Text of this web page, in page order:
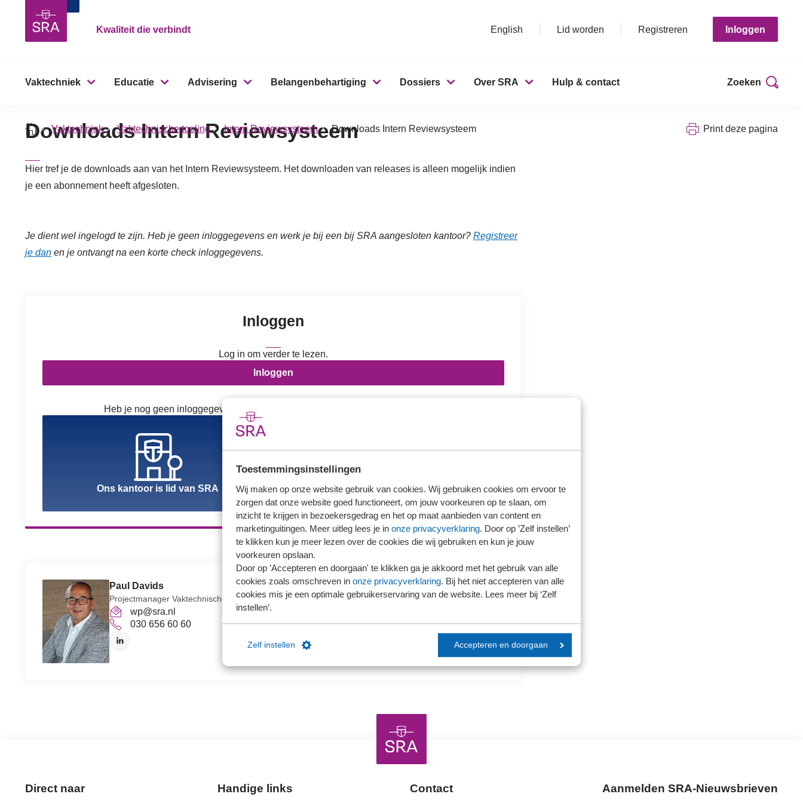
Toestemmingsinstellingen
Wij maken op onze website gebruik van cookies. Wij gebruiken cookies om ervoor te
zorgen dat onze website goed functioneert, om jouw voorkeuren op te slaan, om
inzicht te krijgen in bezoekersgedrag en het op maat aanbieden van content en
marketinguitingen. Meer uitleg lees je in onze privacyverklaring. Door op ’Zelf instellen’
te klikken kun je meer lezen over de cookies die wij gebruiken en kun je jouw
voorkeuren opslaan.
Door op ’Accepteren en doorgaan' te klikken ga je akkoord met het gebruik van alle
cookies zoals omschreven in onze privacyverklaring. Bij het niet accepteren van alle
cookies mis je een optimale gebruikerservaring van de website. Lees meer bij ‘Zelf
instellen’.
Zelf instellen Accepteren en doorgaan
Kwaliteit die verbindt English Lid worden Registreren Inloggen
Vaktechniek Educatie Advisering Belangenbehartiging Dossiers Over SRA Hulp & contact Zoeken
Vaktechniek Vaktechnische tooling Intern Reviewsysteem Downloads Intern Reviewsysteem Print deze pagina
Downloads Intern Reviewsysteem
Hier tref je de downloads aan van het Intern Reviewsysteem. Het downloaden van releases is alleen mogelijk indien
je een abonnement heeft afgesloten.
Je dient wel ingelogd te zijn. Heb je geen inloggegevens en werk je bij een bij SRA aangesloten kantoor? Registreer
je dan en je ontvangt na een korte check inloggegevens.
Inloggen
Log in om verder te lezen.
Inloggen
Heb je nog geen inloggegevens? Kies hieronder wat voor jou van toepassing is.
Ons kantoor is lid van SRA Ons kantoor is nog geen lid van SRA
Paul Davids
Projectmanager Vaktechnische tooling
wp@sra.nl
030 656 60 60
Direct naar Handige links Contact Aanmelden SRA-Nieuwsbrieven